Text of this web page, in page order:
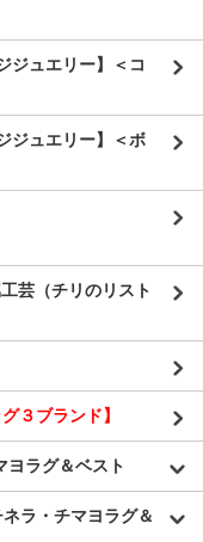
ジュエリー】＜コ
ジュエリー】＜ボ
芸（チリのリスト
３ブランド】
ラグ＆ベスト
ラ・チマヨラグ＆